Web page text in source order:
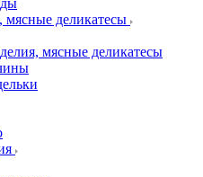
мясные деликатесы
мясные деликатесы